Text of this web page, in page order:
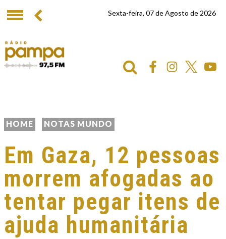
Sexta-feira, 07 de Agosto de 2026
HOME NOTAS MUNDO
Em Gaza, 12 pessoas
morrem afogadas ao
tentar pegar itens de
ajuda humanitária